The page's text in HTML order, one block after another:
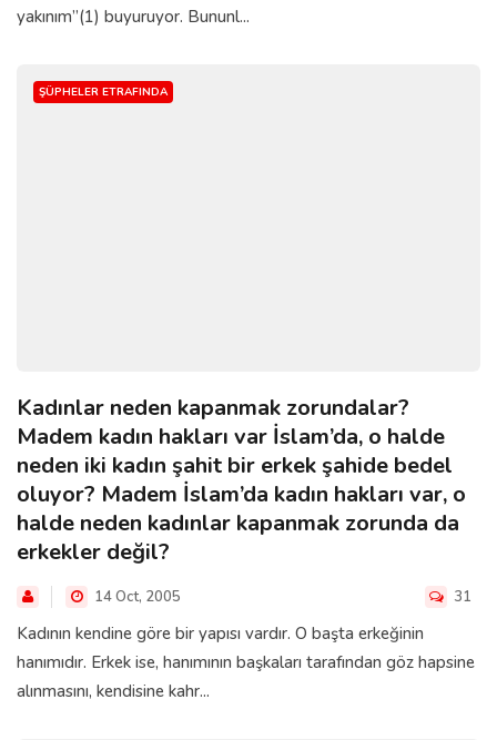
yakınım”(1) buyuruyor. Bununl...
ŞÜPHELER ETRAFINDA
Kadınlar neden kapanmak zorundalar?
Madem kadın hakları var İslam’da, o halde
neden iki kadın şahit bir erkek şahide bedel
oluyor? Madem İslam’da kadın hakları var, o
halde neden kadınlar kapanmak zorunda da
erkekler değil?
14 Oct, 2005 31
Kadının kendine göre bir yapısı vardır. O başta erkeğinin
hanımıdır. Erkek ise, hanımının başkaları tarafından göz hapsine
alınmasını, kendisine kahr...